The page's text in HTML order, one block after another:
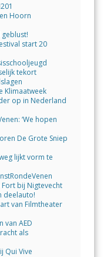
Hoorn
geblust!
start 20
tekort
Klimaatweek
op in Nederland
‘We hopen
De Grote Sniep
lijkt vorm te
bij Nigtevecht
deelauto!
van Filmtheater
van AED
als
Qui Vive